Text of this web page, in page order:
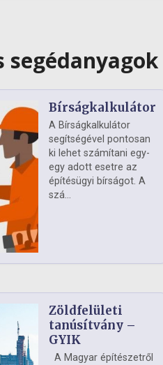
segédanyagok
Bírságkalkulátor
A Bírságkalkulátor
segítségével pontosan
ki lehet számítani egy-
egy adott esetre az
építésügyi bírságot. A
szá...
Zöldfelületi
tanúsítvány –
GYIK
A Magyar építészetről